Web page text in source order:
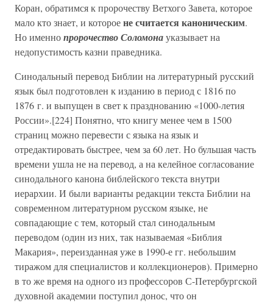
Коран, обратимся к пророчеству Ветхого Завета, которое
мало кто знает, и котороене считается каноническим.
Но именнопророчество Соломонауказывает на
недопустимость казни праведника.
Синодальный перевод Библии на литературный русский
язык был подготовлен к изданию в период с 1816 по
1876 г. и выпущен в свет к празднованию «1000-летия
России».[224] Понятно, что книгу менее чем в 1500
страниц можно перевести с языка на язык и
отредактировать быстрее, чем за 60 лет. Но бульшая часть
времени ушла не на перевод, а на келейное согласование
синодального канона библейского текста внутри
иерархии. И были варианты редакции текста Библии на
современном литературном русском языке, не
совпадающие с тем, который стал синодальным
переводом (один из них, так называемая «Библия
Макария», переизданная уже в 1990-е гг. небольшим
тиражом для специалистов и коллекционеров). Примерно
в то же время на одного из профессоров С-Петербургской
духовной академии поступил донос, что он